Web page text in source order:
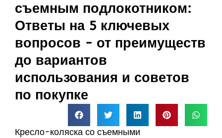
съемным подлокотником:
Ответы на 5 ключевых
вопросов - от преимуществ
до вариантов
использования и советов
по покупке
Кресло-коляска со съемными